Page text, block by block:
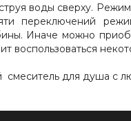
воды сверху.
переключений
Иначе можно
воспользоваться
для душа с